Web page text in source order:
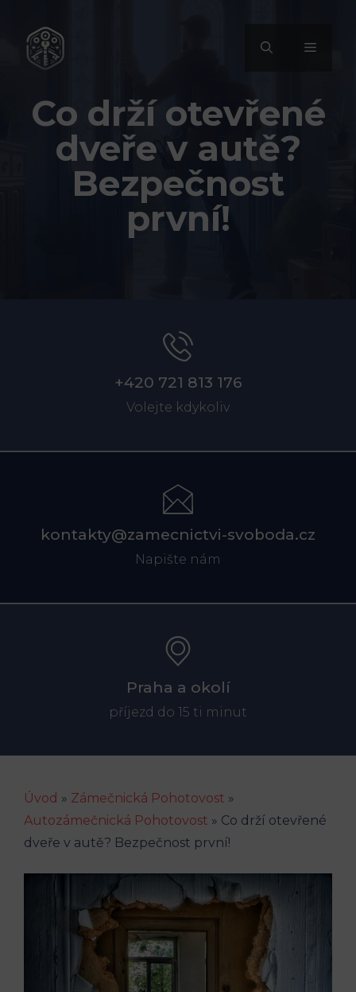
obsah
MENU
Co drží otevřené
dveře v autě?
Bezpečnost
první!
+420 721 813 176
Volejte kdykoliv
kontakty@zamecnictvi-svoboda.cz
Napište nám
Praha a okolí
příjezd do 15 ti minut
Úvod » Zámečnická Pohotovost »
Autozámečnická Pohotovost » Co drží otevřené
dveře v autě? Bezpečnost první!